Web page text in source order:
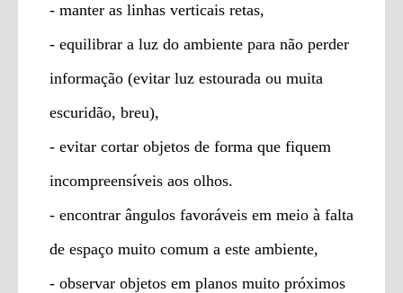
- manter as linhas verticais retas,
- equilibrar a luz do ambiente para não perder
informação (evitar luz estourada ou muita
escuridão, breu),
- evitar cortar objetos de forma que fiquem
incompreensíveis aos olhos.
- encontrar ângulos favoráveis em meio à falta
de espaço muito comum a este ambiente,
- observar objetos em planos muito próximos